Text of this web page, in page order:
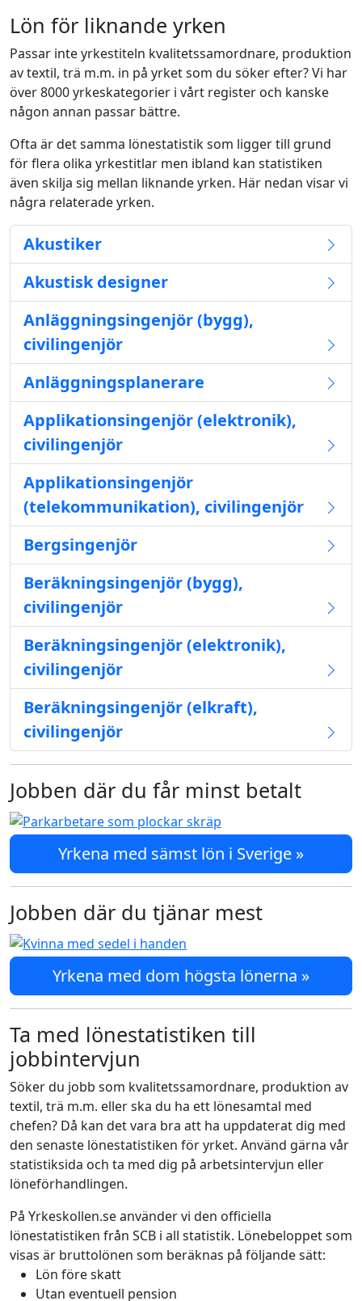
Lön för liknande yrken
Passar inte yrkestiteln kvalitetssamordnare, produktion
av textil, trä m.m. in på yrket som du söker efter? Vi har
över 8000 yrkeskategorier i vårt register och kanske
någon annan passar bättre.
Ofta är det samma lönestatistik som ligger till grund
för flera olika yrkestitlar men ibland kan statistiken
även skilja sig mellan liknande yrken. Här nedan visar vi
några relaterade yrken.
Akustiker
Akustisk designer
Anläggningsingenjör (bygg),
civilingenjör
Anläggningsplanerare
Applikationsingenjör (elektronik),
civilingenjör
Applikationsingenjör
(telekommunikation), civilingenjör
Bergsingenjör
Beräkningsingenjör (bygg),
civilingenjör
Beräkningsingenjör (elektronik),
civilingenjör
Beräkningsingenjör (elkraft),
civilingenjör
Jobben där du får minst betalt
Yrkena med sämst lön i Sverige »
Jobben där du tjänar mest
Yrkena med dom högsta lönerna »
Ta med lönestatistiken till
jobbintervjun
Söker du jobb som kvalitetssamordnare, produktion av
textil, trä m.m. eller ska du ha ett lönesamtal med
chefen? Då kan det vara bra att ha uppdaterat dig med
den senaste lönestatistiken för yrket. Använd gärna vår
statistiksida och ta med dig på arbetsintervjun eller
löneförhandlingen.
På Yrkeskollen.se använder vi den officiella
lönestatistiken från SCB i all statistik. Lönebeloppet som
visas är bruttolönen som beräknas på följande sätt:
Lön före skatt
Utan eventuell pension